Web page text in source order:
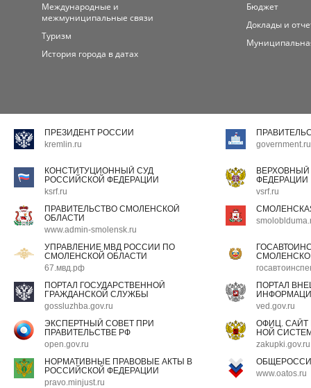
Международные и
межмуниципальные связи
Туризм
История города в датах
Бюджет
Доклады и
ПРЕЗИДЕНТ РОССИИ
kremlin.ru
government.ru
КОНСТИТУЦИОННЫЙ СУД
РОССИЙСКОЙ ФЕДЕРАЦИИ
ksrf.ru
ФЕДЕРАЦИИ
vsrf.ru
ПРАВИТЕЛЬСТВО СМОЛЕНСКОЙ
ОБЛАСТИ
www.admin-smolensk.ru
УПРАВЛЕНИЕ МВД РОССИИ ПО
СМОЛЕНСКОЙ ОБЛАСТИ
67.мвд.рф
ПОРТАЛ ГОСУДАРСТВЕННОЙ
ГРАЖДАНСКОЙ СЛУЖБЫ
gossluzhba.gov.ru
ПОРТАЛ
ved.gov.ru
ЭКСПЕРТНЫЙ СОВЕТ ПРИ
ПРАВИТЕЛЬСТВЕ РФ
open.gov.ru
ОФИЦ.
НОЙ
zakupki.gov.ru
НОРМАТИВНЫЕ ПРАВОВЫЕ АКТЫ В
РОССИЙСКОЙ ФЕДЕРАЦИИ
pravo.minjust.ru
www.oatos.ru